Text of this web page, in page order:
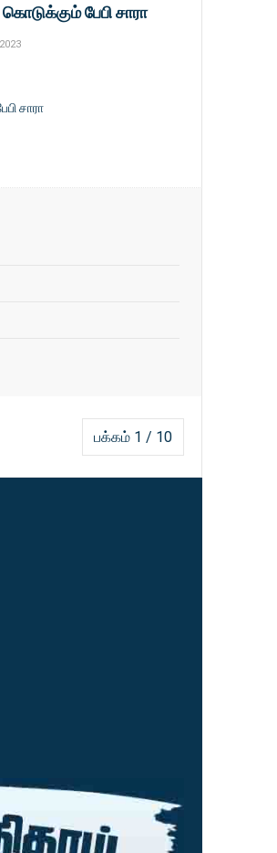
பேபி சாரா
சாரா
பக்கம் 1 / 10